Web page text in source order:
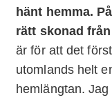
hänt hemma.
rätt skonad
är för att det
utomlands helt
hemlängtan.